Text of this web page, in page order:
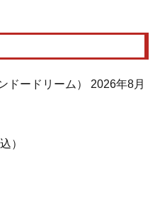
ドードリーム） 2026年8月
）